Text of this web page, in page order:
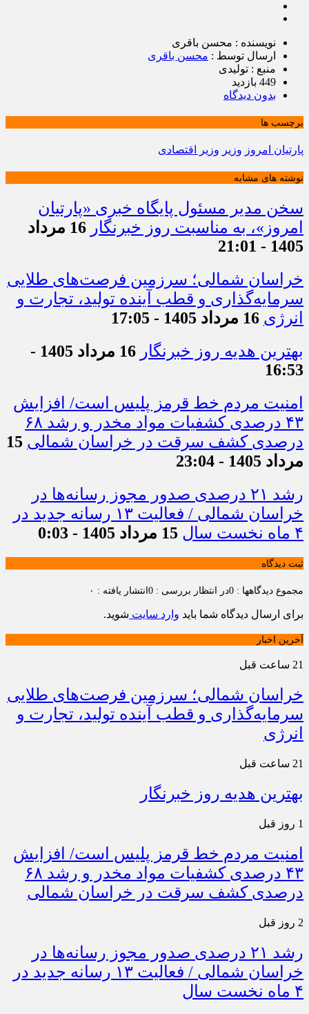
نویسنده : محسن باقری
ارسال توسط : محسن باقری
منبع : تولیدی
449 بازدید
بدون دیدگاه
برچسب ها
پارتیان امروز وزیر وزیر اقتصادی
نوشته های مشابه
سخن مدیر مسئول پایگاه خبری «پارتیان
امروز»، به مناسبت روز خبرنگار
16 مرداد
1405 - 21:01
خراسان شمالی؛ سرزمین فرصت‌های طلایی
سرمایه‌گذاری و قطب آینده تولید، تجارت و
انرژی 16 مرداد 1405 - 17:05
بهترین هدیه روز خبرنگار
16 مرداد 1405 -
16:53
امنیت مردم خط قرمز پلیس است/ افزایش
۴۳ درصدی کشفیات مواد مخدر و رشد ۶۸
درصدی کشف سرقت در خراسان شمالی 15
مرداد 1405 - 23:04
رشد ۲۱ درصدی صدور مجوز رسانه‌ها در
خراسان شمالی / فعالیت ۱۳ رسانه جدید در
۴ ماه نخست سال
15 مرداد 1405 - 0:03
ثبت دیدگاه
مجموع دیدگاهها : 0 در انتظار بررسی : 0 انتشار یافته : ۰
برای ارسال دیدگاه شما باید وارد سایت شوید.
آخرین اخبار
21 ساعت قبل
خراسان شمالی؛ سرزمین فرصت‌های طلایی
سرمایه‌گذاری و قطب آینده تولید، تجارت و
انرژی
21 ساعت قبل
بهترین هدیه روز خبرنگار
1 روز قبل
امنیت مردم خط قرمز پلیس است/ افزایش
۴۳ درصدی کشفیات مواد مخدر و رشد ۶۸
درصدی کشف سرقت در خراسان شمالی
2 روز قبل
رشد ۲۱ درصدی صدور مجوز رسانه‌ها در
خراسان شمالی / فعالیت ۱۳ رسانه جدید در
۴ ماه نخست سال